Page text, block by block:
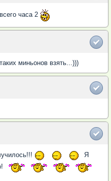
часа 2
миньонов взять...)))
Я